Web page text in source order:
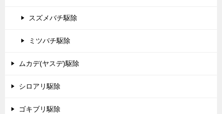
スズメバチ駆除
ミツバチ駆除
ムカデ(ヤスデ)駆除
シロアリ駆除
ゴキブリ駆除